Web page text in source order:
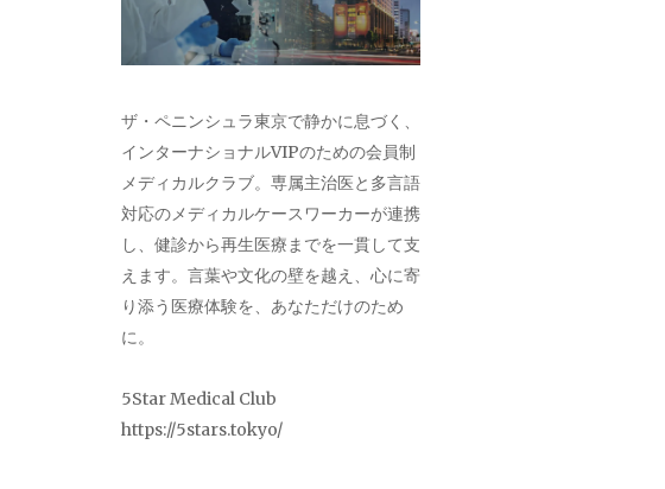
ザ・ペニンシュラ東京で静かに息づく、
インターナショナルVIPのための会員制
メディカルクラブ。専属主治医と多言語
対応のメディカルケースワーカーが連携
し、健診から再生医療までを一貫して支
えます。言葉や文化の壁を越え、心に寄
り添う医療体験を、あなただけのため
に。
5Star Medical Club
https://5stars.tokyo/